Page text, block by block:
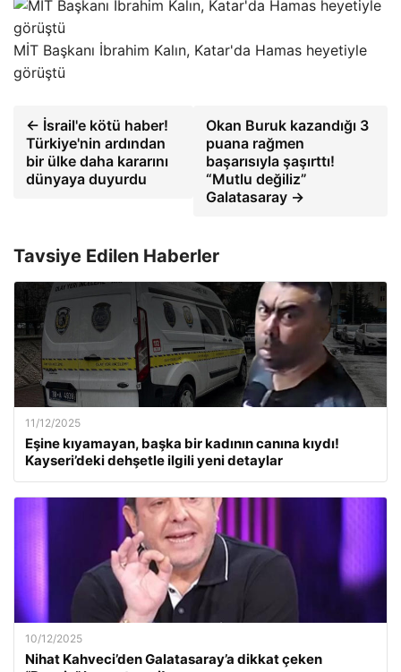
MİT Başkanı İbrahim Kalın, Katar'da Hamas heyetiyle
görüştü
← İsrail'e kötü haber!
Türkiye'nin ardından
bir ülke daha kararını
dünyaya duyurdu
Okan Buruk kazandığı 3
puana rağmen
başarısıyla şaşırttı!
“Mutlu değiliz”
Galatasaray →
Tavsiye Edilen Haberler
11/12/2025
Eşine kıyamayan, başka bir kadının canına kıydı!
Kayseri’deki dehşetle ilgili yeni detaylar
10/12/2025
Nihat Kahveci’den Galatasaray’a dikkat çeken